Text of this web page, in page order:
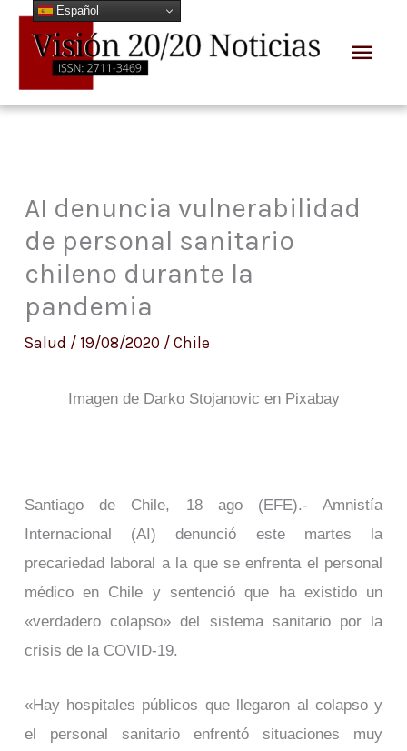
contenido
AI denuncia vulnerabilidad
de personal sanitario
chileno durante la
pandemia
Salud / 19/08/2020 / Chile
Imagen de Darko Stojanovic en Pixabay
Santiago de Chile, 18 ago (EFE).- Amnistía
Internacional (AI) denunció este martes la
precariedad laboral a la que se enfrenta el personal
médico en Chile y sentenció que ha existido un
«verdadero colapso» del sistema sanitario por la
crisis de la COVID-19.
«Hay hospitales públicos que llegaron al colapso y
el personal sanitario enfrentó situaciones muy
Español